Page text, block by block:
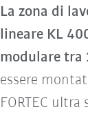
La zona di
lineare KL
modulare tra
essere
FORTEC